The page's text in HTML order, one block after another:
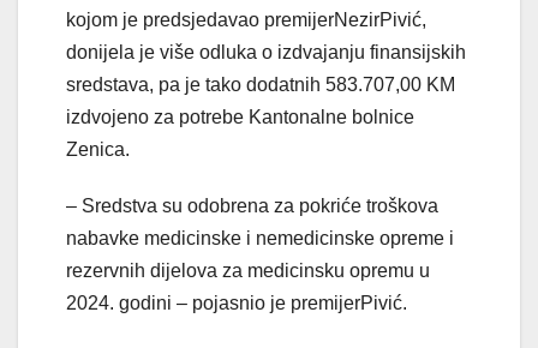
kojom je predsjedavao premijerNezirPivić,
donijela je više odluka o izdvajanju finansijskih
sredstava, pa je tako dodatnih 583.707,00 KM
izdvojeno za potrebe Kantonalne bolnice
Zenica.
– Sredstva su odobrena za pokriće troškova
nabavke medicinske i nemedicinske opreme i
rezervnih dijelova za medicinsku opremu u
2024. godini – pojasnio je premijerPivić.